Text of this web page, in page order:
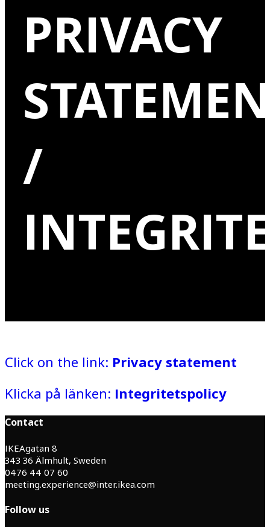
PRIVACY
/
Click on the link: Privacy statement
Klicka på länken: Integritetspolicy
Contact
IKEAgatan 8
343 36 Älmhult, Sweden
0476 44 07 60
meeting.experience@inter.ikea.com
Follow us